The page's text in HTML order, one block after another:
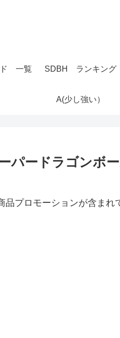
ド 一覧 SDBH ランキング
A(少し強い）
パードラゴンボ
プロモーションが含まれ